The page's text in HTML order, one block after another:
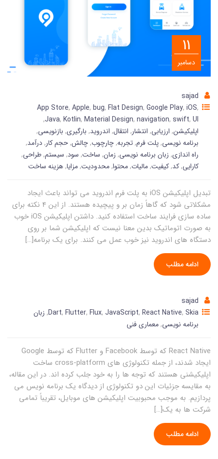
11
دسامبر
sajad
App Store, Apple, bug, Flat Design, Google Play, iOS,
Java, Kotlin, Material Design, navigation, swift, UI
,
اپلیکیشن, ارزیابی, انتشار, انتقال, اندروید, بارگیری, بازنویسی,
برنامه نویسی,پلت فرم,تجربه,چارچوب,چالش,حجم کار,درآمد,
راه اندازی, زبان برنامه نویسی, زمان, ساخت, سود, سیستم,طراحی,
کارایی,کد,کیفیت,مالیات,محتوا,محدودیت,مزایا,هزینه ساخت
تبدیل اپلیکیشن iOS به پلت فرم اندروید می تواند باعث ایجاد
مشکلاتی شود که گاهاً زمان بر و پیچیده هستند. از این 4 نکته برای
ساده سازی فرایند ساخت استفاده کنید. داشتن اپلیکیشن iOS خوب
به صورت اتوماتیک بدین معنا نیست که اپلیکیشن شما بر روی
دستگاه های اندروید نیز خوب عمل می کنند. برای یک برنامه[…]
ادامه مطلب
sajad
Dart, Flutter, Flux, JavaScript, React Native, Skia
, زبان
برنامه نویسی,معماری فنی
React Native که توسط Facebook و Flutter که توسط Google
ایجاد شدند، از جمله تکنولوژی های cross-platform ساخت
اپلیکیشنی هستند که توجه ها را به خود جلب کرده اند. در این مقاله،
به مقایسه جزئیات این دو تکنولوژی از دیدگاه یک برنامه نویس می
پردازیم. به موجب محبوبیت اپلیکیشن های موبایل، تقریباً تمامی
شرکت ها به یک[…]
ادامه مطلب